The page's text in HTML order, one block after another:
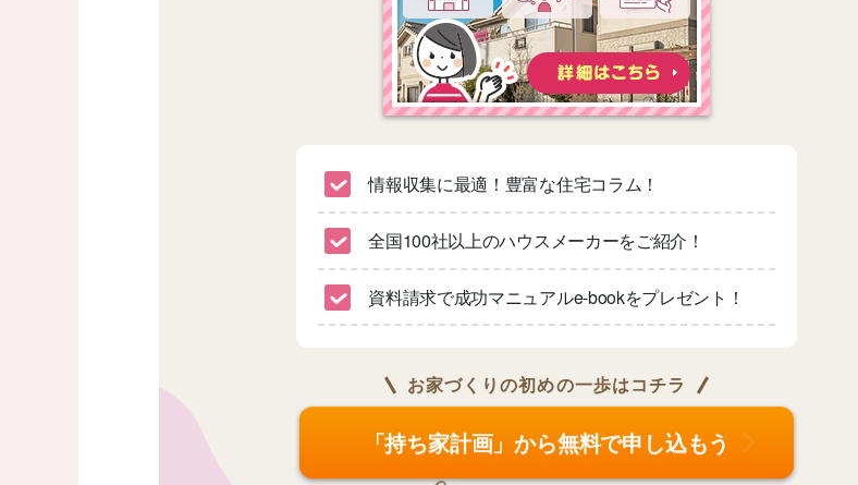
情報収集に最適！豊富な住宅コラム！
全国100社以上のハウスメーカーをご紹介！
資料請求で成功マニュアルe-bookをプレゼント！
お家づくりの初めの一歩はコチラ
「持ち家計画」から無料で申し込もう